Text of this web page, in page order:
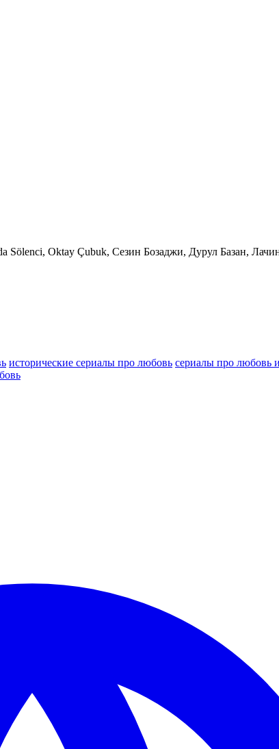
Oktay Çubuk, Сезин Бозаджи, Дурул Базан,
исторические сериалы про любовь сериалы про любовь